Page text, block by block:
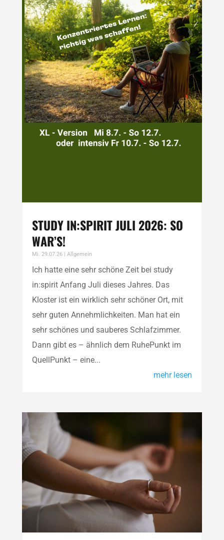
STUDY IN:SPIRIT JULI 2026: SO
WAR’S!
Mi. 29.07.26| Allgemein
Ich hatte eine sehr schöne Zeit bei study
in:spirit Anfang Juli dieses Jahres. Das
Kloster ist ein wirklich sehr schöner Ort, mit
sehr guten Annehmlichkeiten. Man hat ein
sehr schönes und sauberes Schlafzimmer.
Dann gibt es – ähnlich dem RuhePunkt im
QuellPunkt – eine...
mehr lesen